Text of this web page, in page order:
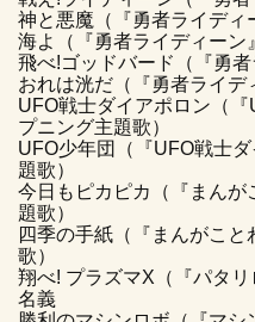
神と悪魔（『勇者ライディ
海よ（『勇者ライディーン
飛べ!ゴッドバード（『勇者
おれは洸だ（『勇者ライデ
UFO戦士ダイアポロン（
プニング主題歌）
UFO少年団（『UFO戦士
題歌）
今日もピカピカ（『まんが
題歌）
四季の手紙（『まんがこ
歌）
翔べ! プラズマX（『パタリ
名義